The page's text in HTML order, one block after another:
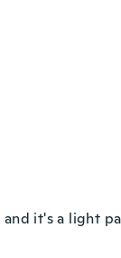
it's a light